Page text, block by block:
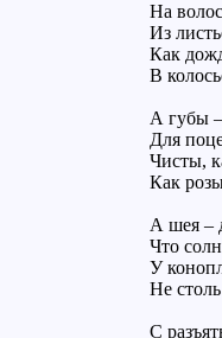
На
Из
Как
В
А губы –
Для
Чисты,
Как
А шея –
Что
У
Не
С